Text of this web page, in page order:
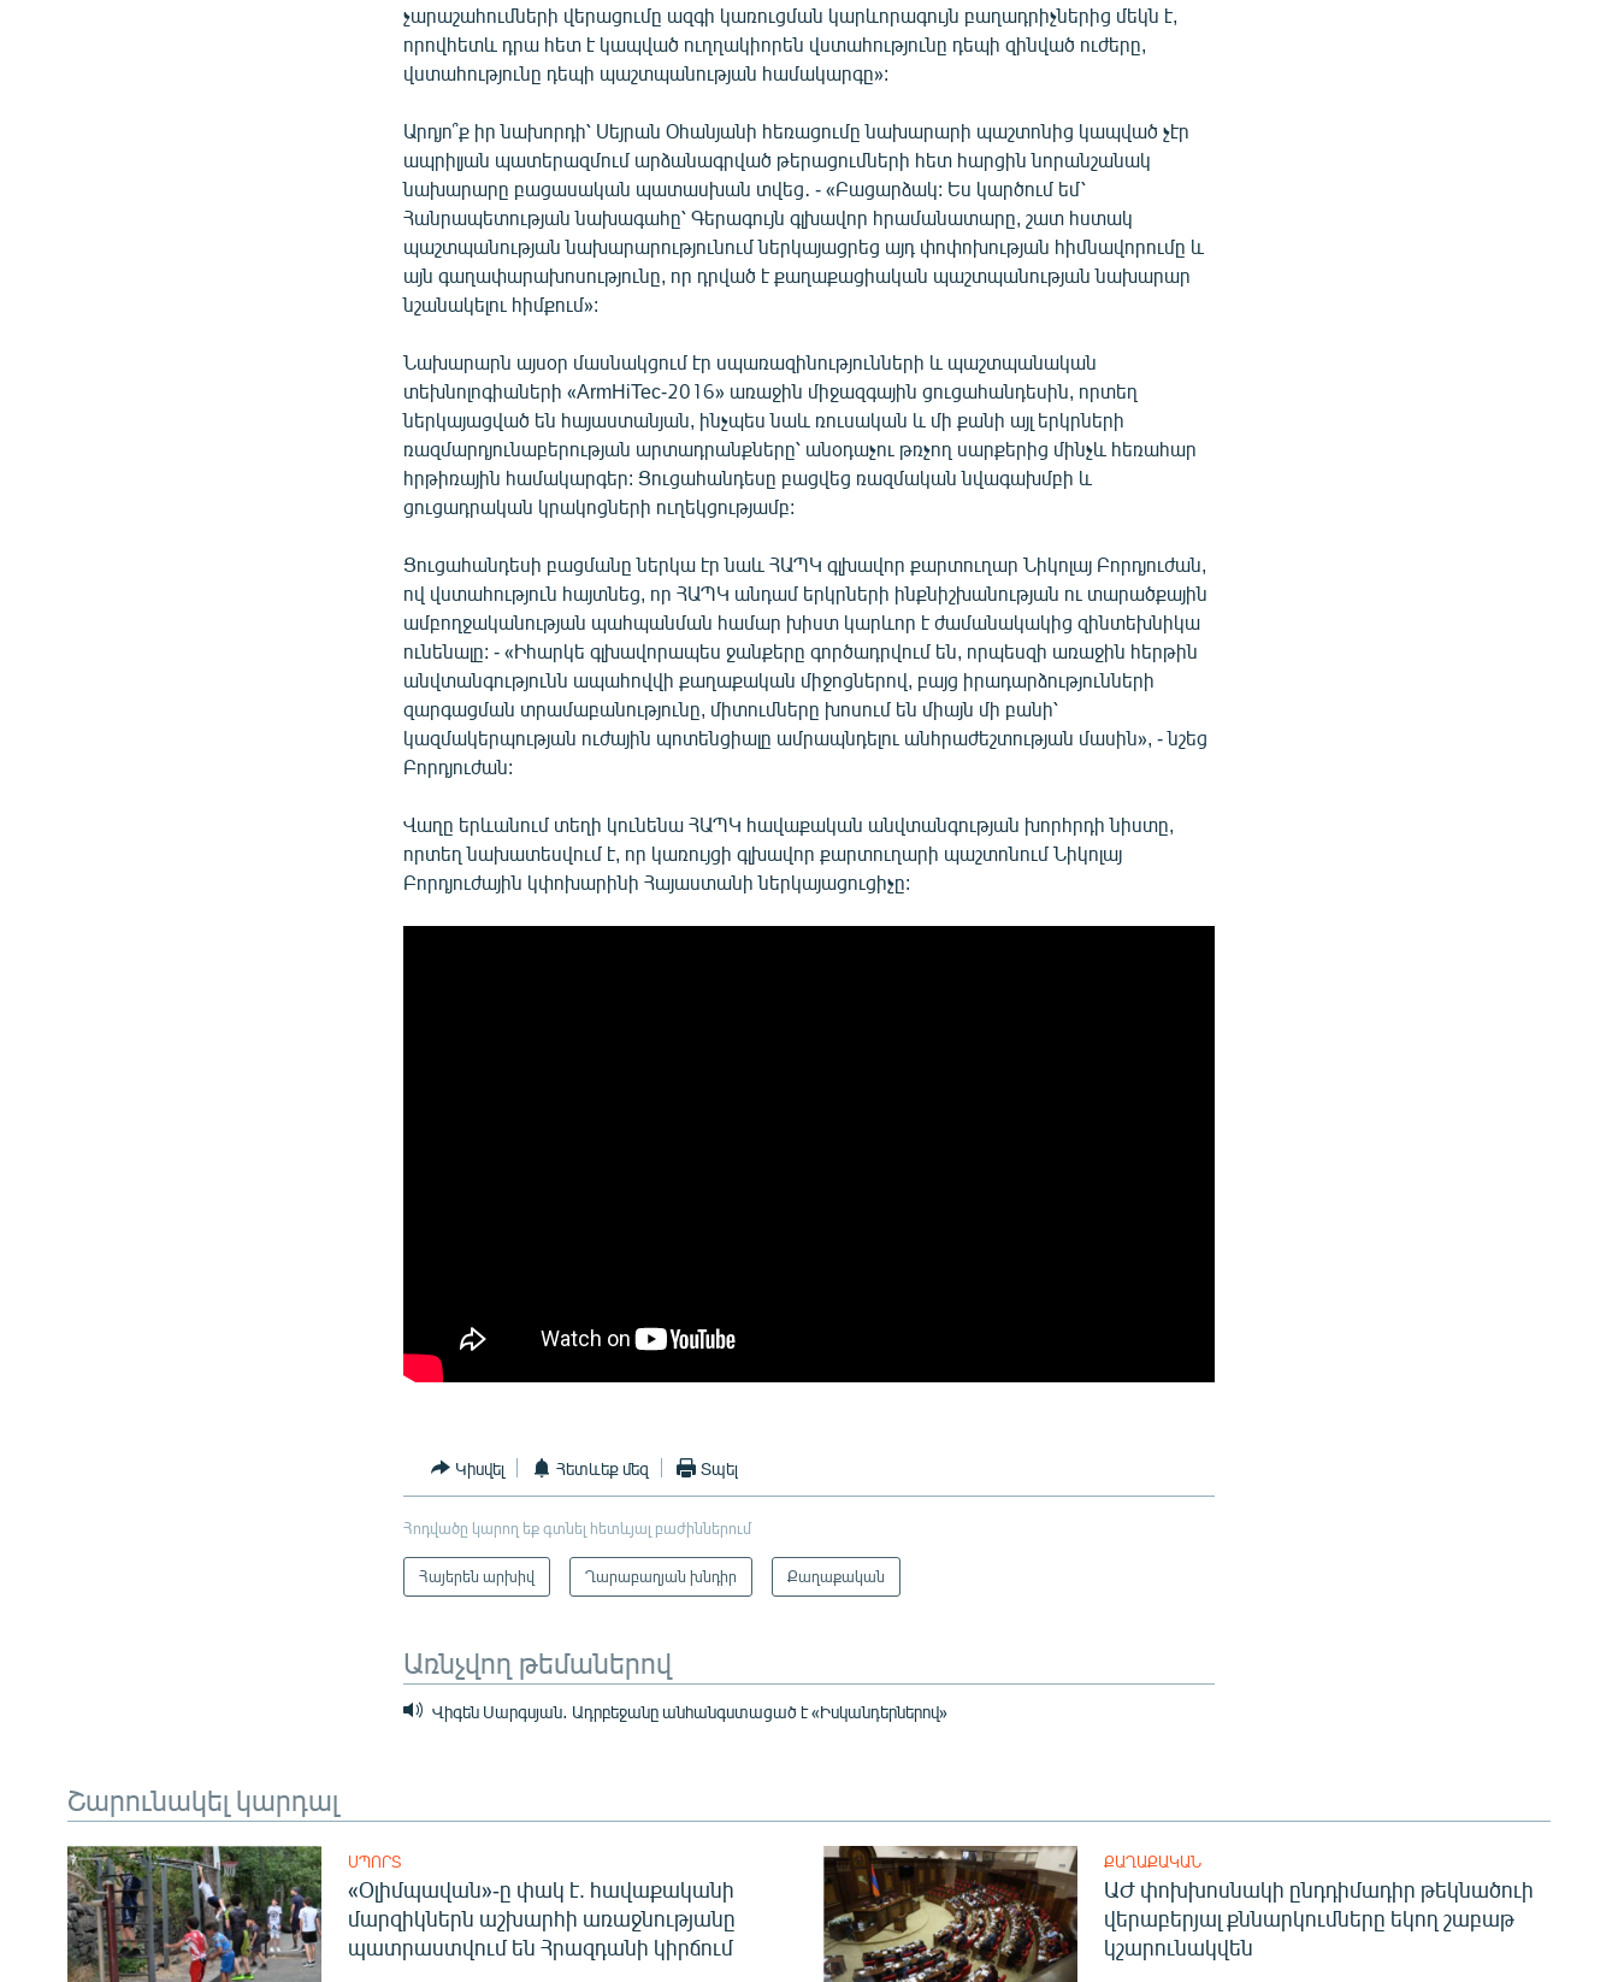
չարաշահումների վերացումը ազգի կառուցման կարևորագույն բաղադրիչներից մեկն է,
որովհետև դրա հետ է կապված ուղղակիորեն վստահությունը դեպի զինված ուժերը,
վստահությունը դեպի պաշտպանության համակարգը»:
Արդյո՞ք իր նախորդի՝ Սեյրան Օհանյանի հեռացումը նախարարի պաշտոնից կապված չէր
ապրիլյան պատերազմում արձանագրված թերացումների հետ հարցին նորանշանակ
նախարարը բացասական պատասխան տվեց․ - «Բացարձակ: Ես կարծում եմ՝
Հանրապետության նախագահը՝ Գերագույն գլխավոր հրամանատարը, շատ հստակ
պաշտպանության նախարարությունում ներկայացրեց այդ փոփոխության հիմնավորումը և
այն գաղափարախոսությունը, որ դրված է քաղաքացիական պաշտպանության նախարար
նշանակելու հիմքում»:
Նախարարն այսօր մասնակցում էր սպառազինությունների և պաշտպանական
տեխնոլոգիաների «ArmHiTec-2016» առաջին միջազգային ցուցահանդեսին, որտեղ
ներկայացված են հայաստանյան, ինչպես նաև ռուսական և մի քանի այլ երկրների
ռազմարդյունաբերության արտադրանքները՝ անօդաչու թռչող սարքերից մինչև հեռահար
հրթիռային համակարգեր: Ցուցահանդեսը բացվեց ռազմական նվագախմբի և
ցուցադրական կրակոցների ուղեկցությամբ:
Ցուցահանդեսի բացմանը ներկա էր նաև ՀԱՊԿ գլխավոր քարտուղար Նիկոլայ Բորդյուժան,
ով վստահություն հայտնեց, որ ՀԱՊԿ անդամ երկրների ինքնիշխանության ու տարածքային
ամբողջականության պահպանման համար խիստ կարևոր է ժամանակակից զինտեխնիկա
ունենալը: - «Իհարկե գլխավորապես ջանքերը գործադրվում են, որպեսզի առաջին հերթին
անվտանգությունն ապահովվի քաղաքական միջոցներով, բայց իրադարձությունների
զարգացման տրամաբանությունը, միտումները խոսում են միայն մի բանի՝
կազմակերպության ուժային պոտենցիալը ամրապնդելու անհրաժեշտության մասին», - նշեց
Բորդյուժան:
Վաղը երևանում տեղի կունենա ՀԱՊԿ հավաքական անվտանգության խորհրդի նիստը,
որտեղ նախատեսվում է, որ կառույցի գլխավոր քարտուղարի պաշտոնում Նիկոլայ
Բորդյուժային կփոխարինի Հայաստանի ներկայացուցիչը:
Կիսվել Հետևեք մեզ Տպել
Հոդվածը կարող եք գտնել հետևյալ բաժիններում
Հայերեն արխիվ Ղարաբաղյան խնդիր Քաղաքական
Առնչվող թեմաներով
Վիգեն Սարգսյան․ Ադրբեջանը անհանգստացած է «Իսկանդերներով»
Շարունակել կարդալ
ՍՊՈՐՏ
«Օլիմպավան»-ը փակ է. հավաքականի
մարզիկներն աշխարհի առաջնությանը
պատրաստվում են Հրազդանի կիրճում
ՔԱՂԱՔԱԿԱՆ
ԱԺ փոխխոսնակի ընդդիմադիր թեկնածուի
վերաբերյալ քննարկումները եկող շաբաթ
կշարունակվեն